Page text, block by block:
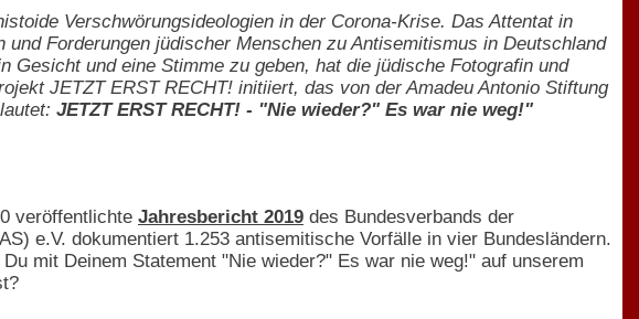
Verschwörungsideologien in der Corona-Krise. Das Attentat in
Forderungen jüdischer Menschen zu Antisemitismus in Deutschland
und eine Stimme zu geben, hat die jüdische Fotografin und
JETZT ERST RECHT! initiiert, das von der Amadeu Antonio Stiftung
JETZT ERST RECHT! - "Nie wieder?" Es war nie weg!"
veröffentlichte Jahresbericht 2019 des Bundesverbands der
e.V. dokumentiert 1.253 antisemitische Vorfälle in vier Bundesländern.
mit Deinem Statement "Nie wieder?" Es war nie weg!" auf unserem